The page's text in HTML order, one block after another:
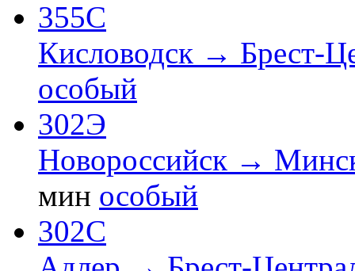
355С
Кисловодск → Брест-
особый
302Э
Новороссийск →
мин особый
302С